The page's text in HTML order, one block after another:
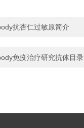
抗杏仁过敏原简介
免疫治疗研究抗体目录